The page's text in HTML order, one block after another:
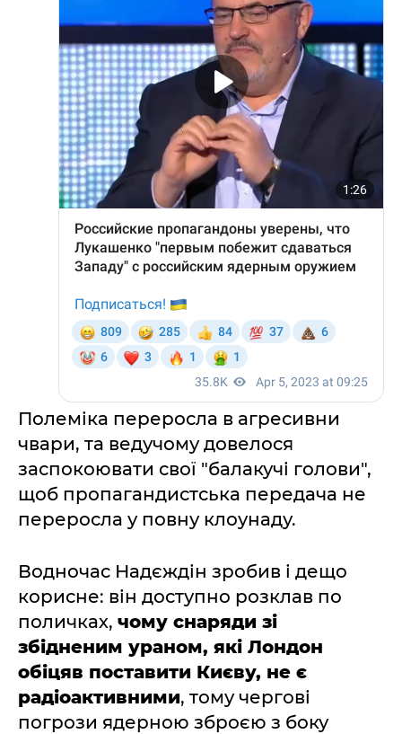
Полеміка переросла в агресивни
чвари, та ведучому довелося
заспокоювати свої "балакучі голови",
щоб пропагандистська передача не
переросла у повну клоунаду.
Водночас Надєждін зробив і дещо
корисне: він доступно розклав по
поличках, чому снаряди зі
збідненим ураном, які Лондон
обіцяв поставити Києву, не є
радіоактивними, тому чергові
погрози ядерною зброєю з боку